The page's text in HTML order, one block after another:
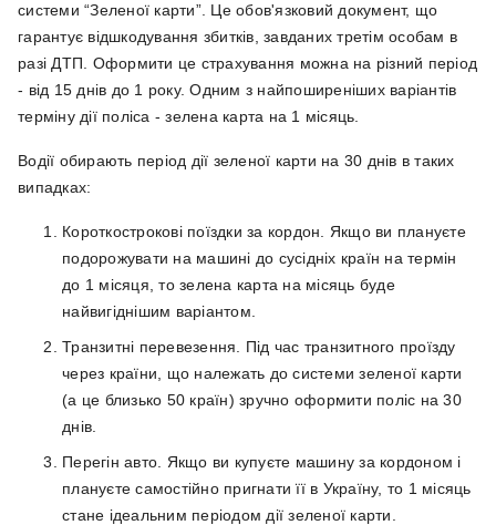
системи “Зеленої карти”. Це обов'язковий документ, що
гарантує відшкодування збитків, завданих третім особам в
разі ДТП. Оформити це страхування можна на різний період
- від 15 днів до 1 року. Одним з найпоширеніших варіантів
терміну дії поліса - зелена карта на 1 місяць.
Водії обирають період дії зеленої карти на 30 днів в таких
випадках:
Короткострокові поїздки за кордон. Якщо ви плануєте
подорожувати на машині до сусідніх країн на термін
до 1 місяця, то зелена карта на місяць буде
найвигіднішим варіантом.
Транзитні перевезення. Під час транзитного проїзду
через країни, що належать до системи зеленої карти
(а це близько 50 країн) зручно оформити поліс на 30
днів.
Перегін авто. Якщо ви купуєте машину за кордоном і
плануєте самостійно пригнати її в Україну, то 1 місяць
стане ідеальним періодом дії зеленої карти.